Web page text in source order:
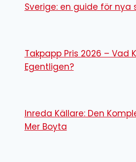
Sverige: en guide för nya
Takpapp Pris 2026 – Vad
Egentligen?
Inreda Källare: Den
Mer Boyta